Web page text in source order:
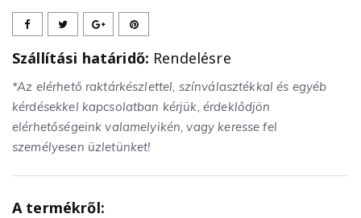
Szállítási határidő: Rendelésre
*Az elérhető raktárkészlettel, színválasztékkal és egyéb
kérdésekkel kapcsolatban kérjük, érdeklődjön
elérhetőségeink valamelyikén, vagy keresse fel
személyesen üzletünket!
A termékről: